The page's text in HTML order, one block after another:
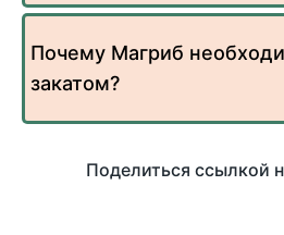
Почему Магриб
закатом?
Поделиться ссылкой